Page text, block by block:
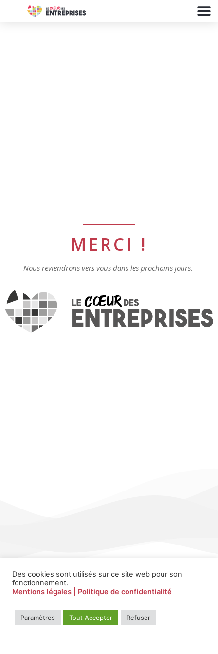
MERCI !
Nous reviendrons vers vous dans les prochains jours.
Des cookies sont utilisés sur ce site web pour son
fonctionnement.
Mentions légales
| Politique de confidentialité
Paramètres Tout Accepter Refuser